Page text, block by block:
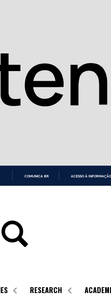
COMUNICA BR ACESSO À INFORMAÇÃO
RESEARCH